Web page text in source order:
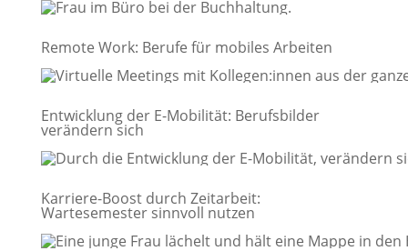
Remote Work: Berufe für mobiles Arbeiten
Entwicklung der E-Mobilität: Berufsbilder
verändern sich
Karriere-Boost durch Zeitarbeit:
Wartesemester sinnvoll nutzen